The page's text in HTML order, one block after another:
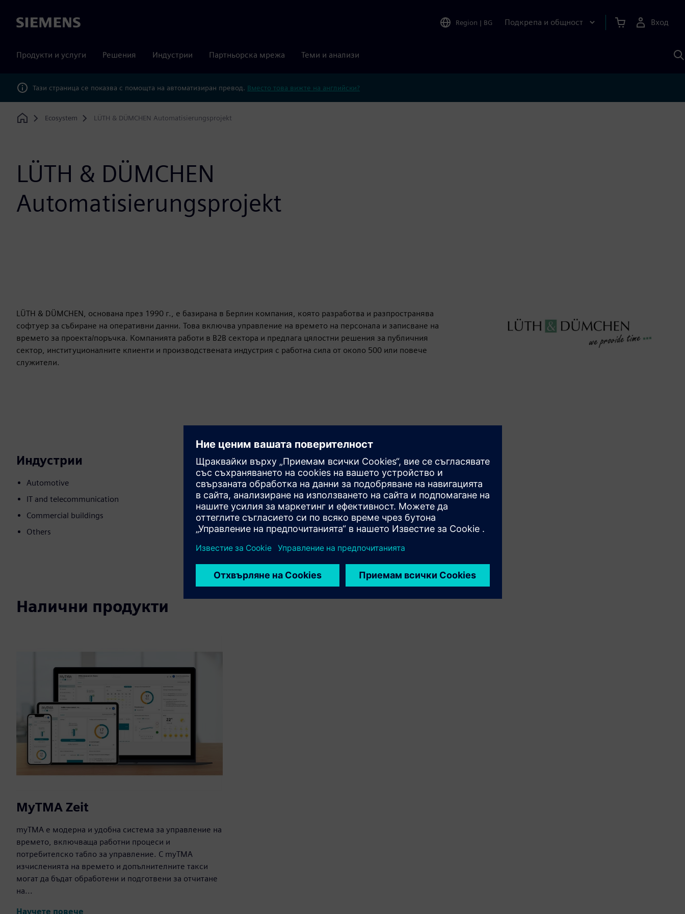
Siemens Region | BG Подкрепа и общност Вход
Продукти и услуги Решения Индустрии Партньорска мрежа Теми и анализи
с
Тази страница се показва с помощта на автоматизиран превод. Вместо това вижте на английски?
Home
Ecosystem LÜTH & DÜMCHEN Automatisierungsprojekt
LÜTH & DÜMCHEN
Automatisierungsprojekt
LÜTH & DÜMCHEN, основана през 1990 г., е базирана в Берлин компания, която разработва и разпространява
софтуер за събиране на оперативни данни. Това включва управление на времето на персонала и записване на
времето за проекта/поръчка. Компанията работи в B2B сектора и предлага цялостни решения за публичния
сектор, институционалните клиенти и производствената индустрия с работна сила от около 500 или повече
служители.
Индустрии
Automotive
IT and telecommunication
Commercial buildings
Others
Движение
Build
Разширява или надгражда продукт/решение на
Siemens Xcelerator чрез създаване на нов продукт или
създава ново клиентско решение чрез интегриране
на продукта на Siemens Xcelerator и собствен продукт
Налични продукти
MyTMA Zeit
myTMA е модерна и удобна система за управление на
времето, включваща работни процеси и
потребителско табло за управление. С myTMA
изчисленията на времето и допълнителните такси
могат да бъдат обработени и подготвени за отчитане
на...
Научете повече